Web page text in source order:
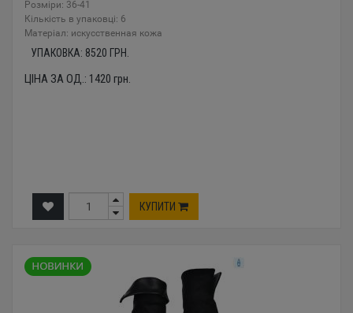
Розміри: 36-41
Кількість в упаковці: 6
Mатеріал: искусственная кожа
УПАКОВКА: 8520 ГРН.
ЦІНА ЗА ОД.: 1420 грн.
КУПИТИ